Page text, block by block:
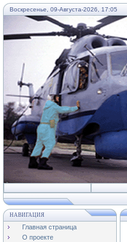
Воскресенье, 09-Августа-2026, 17:05
...
НАВИГАЦИЯ
Главная страница
О проекте